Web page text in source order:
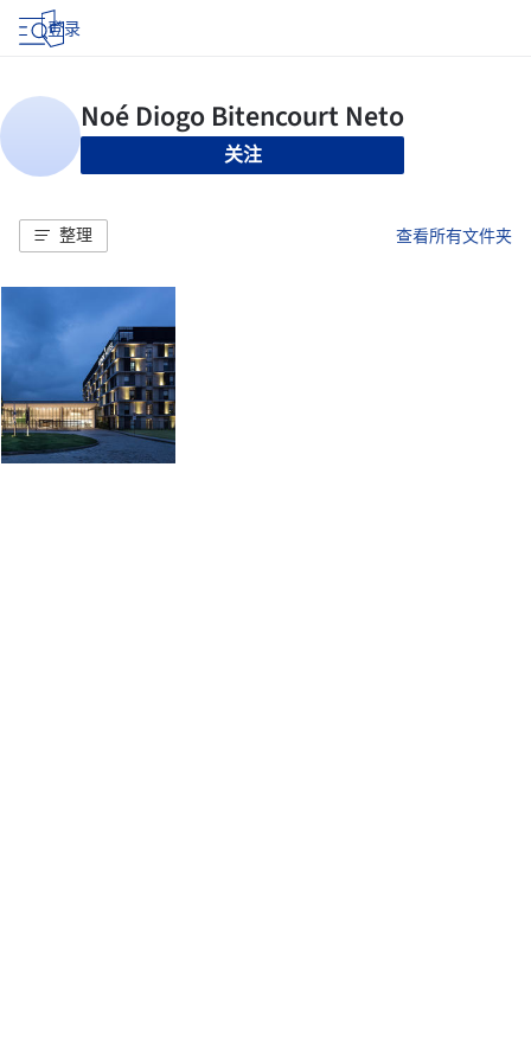
登录
关注
整理 查看所有文件夹